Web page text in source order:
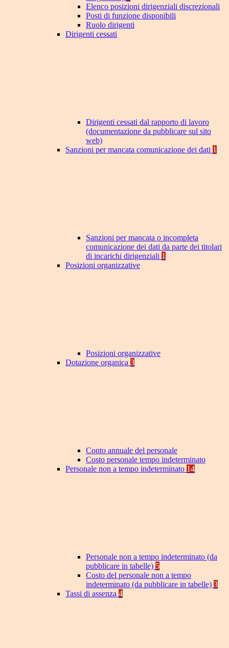
Elenco posizioni dirigenziali discrezionali
Posti di funzione disponibili
Ruolo dirigenti
Dirigenti cessati
Dirigenti cessati dal rapporto di lavoro
(documentazione da pubblicare sul sito
web)
Sanzioni per mancata comunicazione dei dati 1
Sanzioni per mancata o incompleta
comunicazione dei dati da parte dei titolari
di incarichi dirigenziali 1
Posizioni organizzative
Posizioni organizzative
Dotazione organica 3
Conto annuale del personale
Costo personale tempo indeterminato
Personale non a tempo indeterminato 14
Personale non a tempo indeterminato (da
pubblicare in tabelle) 5
Costo del personale non a tempo
indeterminato (da pubblicare in tabelle) 3
Tassi di assenza 4